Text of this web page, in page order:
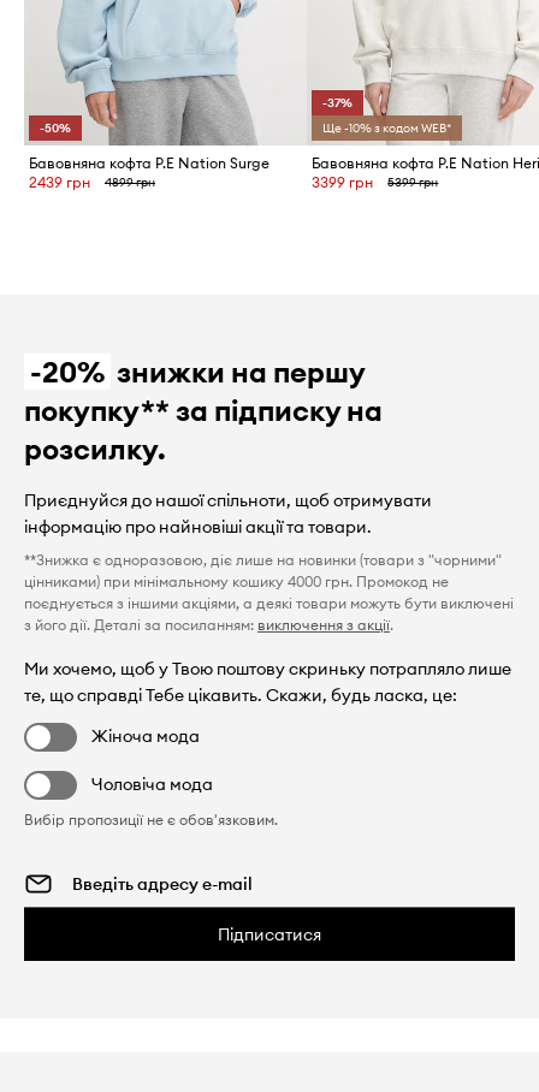
-50%
Бавовняна кофта P.E Nation Surge
2439 грн
4899 грн
-37%
Ще -10% з кодом WEB*
Бавовняна кофта P.E Nation
3399 грн
5399 грн
-20% знижки на першу
покупку** за підписку на
розсилку.
Приєднуйся до нашої спільноти, щоб отримувати
інформацію про найновіші акції та товари.
**Знижка є одноразовою, діє лише на новинки (товари з "чорними"
цінниками) при мінімальному кошику 4000 грн. Промокод не
поєднується з іншими акціями, а деякі товари можуть бути виключені
з його дії. Деталі за посиланням: виключення з акції.
Ми хочемо, щоб у Твою поштову скриньку потрапляло лише
те, що справді Тебе цікавить. Скажи, будь ласка, це:
Жіноча мода
Чоловіча мода
Вибір пропозиції не є обов'язковим.
Підписатися